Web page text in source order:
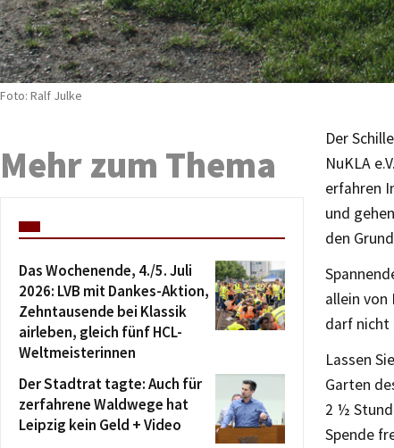
Foto: Ralf Julke
Der
NuKLA
erfahren
und
den
allein von
darf nicht
Lassen
Garten
2 ½
Spende
Mehr zum Thema
Das Wochenende, 4./5. Juli
2026: LVB mit Dankes-Aktion,
Zehntausende bei Klassik
airleben, gleich fünf HCL-
Weltmeisterinnen
Der Stadtrat tagte: Auch für
zerfahrene Waldwege hat
Leipzig kein Geld + Video